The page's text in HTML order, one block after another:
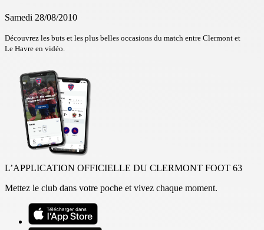
Samedi 28/08/2010
Découvrez les buts et les plus belles occasions du match entre Clermont et
Le Havre en vidéo.
L’APPLICATION OFFICIELLE DU CLERMONT FOOT 63
Mettez le club dans votre poche et vivez chaque moment.